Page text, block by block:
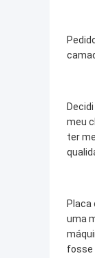
meu
ter
Placa
uma
fosse